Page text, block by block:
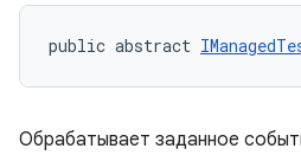
public abstract
Обрабатывает заданное